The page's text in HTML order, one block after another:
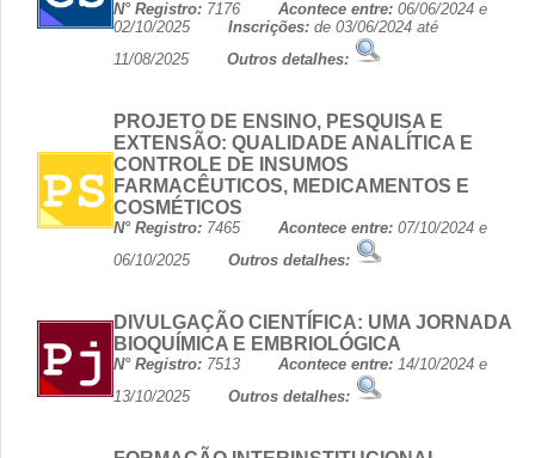
N° Registro: 7176 Acontece entre: 06/06/2024 e
02/10/2025 Inscrições: de 03/06/2024 até
11/08/2025 Outros detalhes:
PROJETO DE ENSINO, PESQUISA E
EXTENSÃO: QUALIDADE ANALÍTICA E
CONTROLE DE INSUMOS
FARMACÊUTICOS, MEDICAMENTOS E
COSMÉTICOS
N° Registro: 7465 Acontece entre: 07/10/2024 e
06/10/2025 Outros detalhes:
DIVULGAÇÃO CIENTÍFICA: UMA JORNADA
BIOQUÍMICA E EMBRIOLÓGICA
N° Registro: 7513 Acontece entre: 14/10/2024 e
13/10/2025 Outros detalhes: